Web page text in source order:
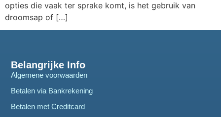
opties die vaak ter sprake komt, is het gebruik van
droomsap of […]
Belangrijke Info
Algemene voorwaarden
Betalen via Bankrekening
Betalen met Creditcard